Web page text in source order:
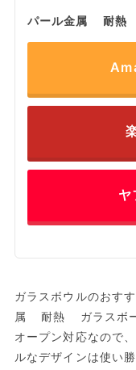
パール金属 耐熱
ヤ
ガラスボウルのおす
属 耐熱 ガラスボ
オープン対応なので
ルなデザインは使い